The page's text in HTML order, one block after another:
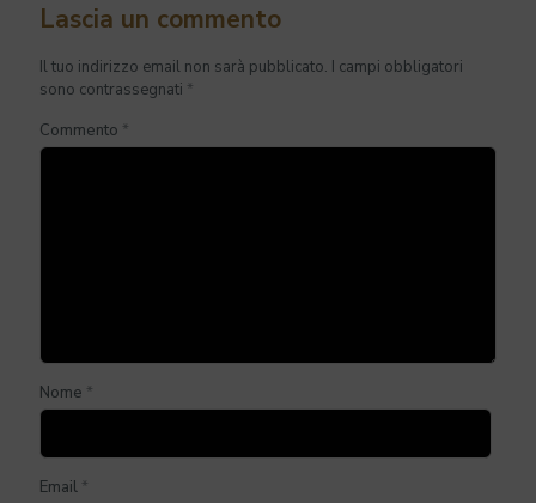
Lascia un commento
Il tuo indirizzo email non sarà pubblicato. I campi obbligatori
sono contrassegnati *
Commento *
Nome *
Email *